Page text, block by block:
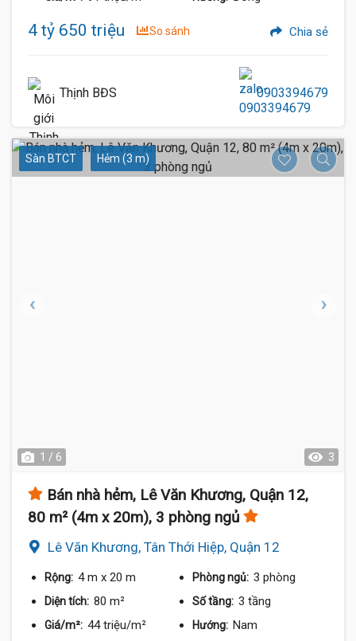
4 tỷ 650 triệu So sánh Chia sẻ
Thịnh BĐS 0903394679
Sàn BTCT Hẻm (3 m)
1 / 6 3
Bán nhà hẻm, Lê Văn Khương, Quận 12,
80 m² (4m x 20m), 3 phòng ngủ
Lê Văn Khương, Tân Thới Hiệp, Quận 12
Rộng: 4 m x 20 m Phòng ngủ: 3 phòng
Diện tích: 80 m² Số tầng: 3 tầng
Giá/m²: 44 triệu/m² Hướng: Nam